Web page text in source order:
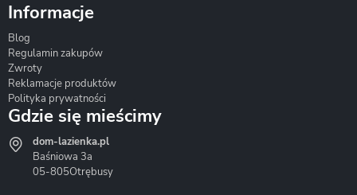
Hydrostop
Informacje
Blog
Regulamin zakupów
Zwroty
Reklamacje produktów
Polityka prywatności
Gdzie się mieścimy
dom-lazienka.pl
Baśniowa 3a
05-805Otrębusy